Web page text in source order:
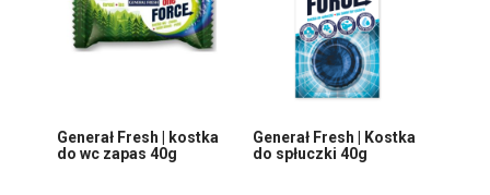
Generał Fresh | kostka
do wc zapas 40g
Generał Fresh | Kostka
do spłuczki 40g